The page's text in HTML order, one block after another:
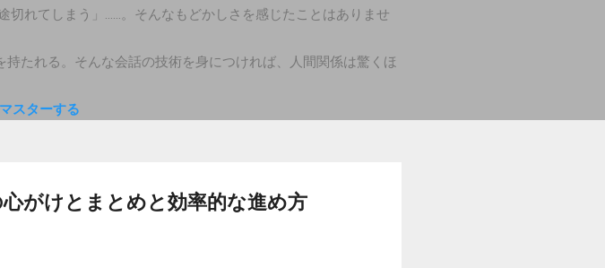
切れてしまう」……。そんなもどかしさを感じたことはありませ
たれる。そんな会話の技術を身につければ、人間関係は驚くほ
スターする
がけとまとめと効率的な進め方